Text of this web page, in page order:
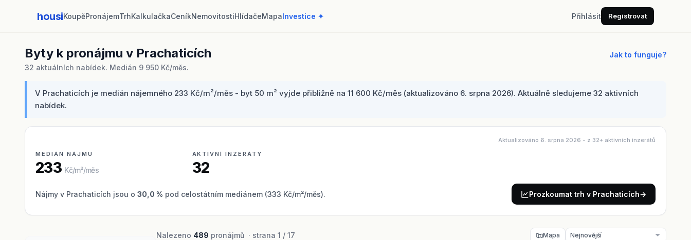
housiKoupěPronájemTrhKalkulačkaCeníkNemovitostiHlídačeMapaInvestice ✦ Přihlásit Registrovat
Byty k pronájmu v Prachaticích
Jak to funguje?
32 aktuálních nabídek. Medián 9 950 Kč/měs.
V Prachaticích je medián nájemného 233 Kč/m²/měs - byt 50 m² vyjde přibližně na 11 600 Kč/měs (aktualizováno 6. srpna 2026). Aktuálně sledujeme 32 aktivních
nabídek.
Aktualizováno 6. srpna 2026 - z 32+ aktivních inzerátů
MEDIÁN NÁJMU
233 Kč/m²/měs
AKTIVNÍ INZERÁTY
32
Nájmy v Prachaticích jsou o 30,0 % pod celostátním mediánem (333 Kč/m²/měs). Prozkoumat trh v Prachaticích→
Nalezeno 489 pronájmů · strana 1 / 17 Mapa